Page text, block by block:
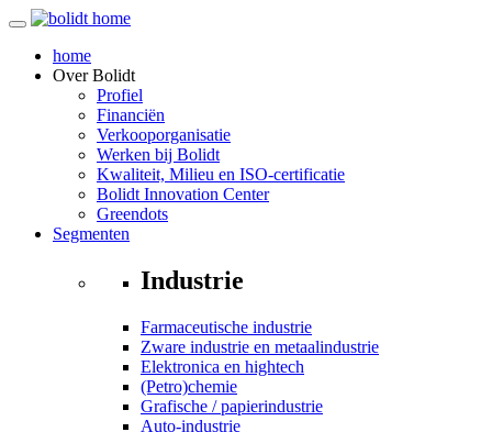
home
OverBolidt
Profiel
Financiën
Verkooporganisatie
Werken bij Bolidt
Kwaliteit, Milieu en ISO-certificatie
Bolidt Innovation Center
Greendots
Segmenten
Industrie
Farmaceutische industrie
Zware industrie en metaalindustrie
Elektronica en hightech
(Petro)chemie
Grafische / papierindustrie
Auto-industrie